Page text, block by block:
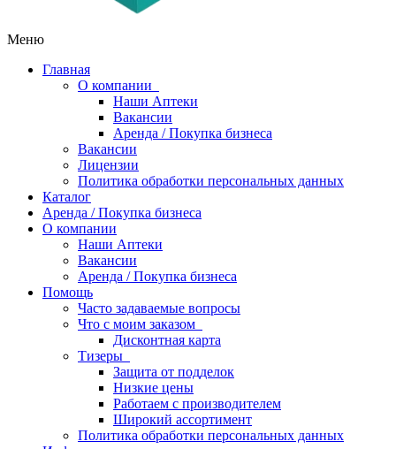
Меню
Главная
О компании
Наши Аптеки
Вакансии
Аренда / Покупка бизнеса
Вакансии
Лицензии
Политика обработки персональных данных
Каталог
Аренда / Покупка бизнеса
О компании
Наши Аптеки
Вакансии
Аренда / Покупка бизнеса
Помощь
Часто задаваемые вопросы
Что с моим заказом
Дисконтная карта
Тизеры
Защита от подделок
Низкие цены
Работаем с производителем
Широкий ассортимент
Политика обработки персональных данных